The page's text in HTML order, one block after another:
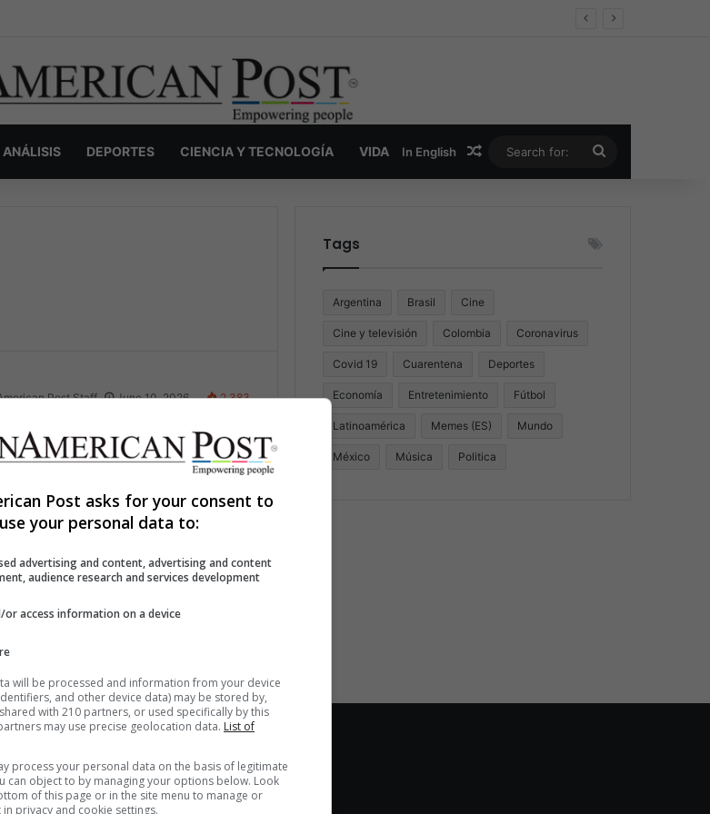
Colombia: la guerra secreta por la verdad, el poder y la nueva economía de la droga
ANÁLISIS DEPORTES CIENCIA Y TECNOLOGÍA VIDA In English Random Article
for:
Post Staff June 10, 2026 2,383
la Camisa 10 en
pop al estilo Bad
Camisa 10 de Ronaldinho reúne 60
toda la…
More »
Tags
Argentina Brasil Cine
Cine y televisión Colombia Coronavirus
Covid 19 Cuarentena Deportes
Economía Entretenimiento Fútbol
Latinoamérica Memes (ES) Mundo
México Música Politica
Date de alta en nuestro
newsletter
Post asks for your consent to
use your personal data to:
advertising and content, advertising and content
audience research and services development
or access information on a device
will be processed and information from your device
and other device data) may be stored by,
with 210 partners, or used specifically by this
may use precise geolocation data. List of
process your personal data on the basis of legitimate
can object to by managing your options below. Look
of this page or in the site menu to manage or
privacy and cookie settings.